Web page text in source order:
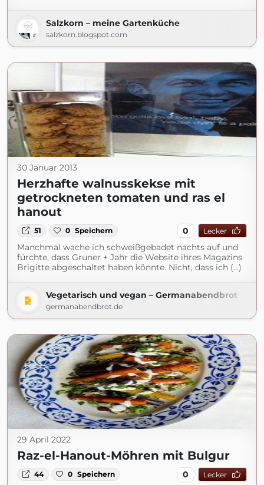
Salzkorn – meine Gartenküche
salzkorn.blogspot.com
30 Januar 2013
Herzhafte walnusskekse mit
getrockneten tomaten und ras el
hanout
51 0 Speichern 0 Lecker
Manchmal wache ich schweißgebadet nachts auf und
fürchte, dass Gruner + Jahr die Website ihres Magazins
Brigitte abgeschaltet haben könnte. Nicht, dass ich (...)
Vegetarisch und vegan – Germanabendbrot
germanabendbrot.de
29 April 2022
Raz-el-Hanout-Möhren mit Bulgur
44 0 Speichern 0 Lecker